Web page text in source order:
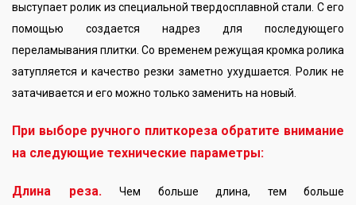
выступает ролик из специальной твердосплавной стали. С его
помощью создается надрез для последующего
переламывания плитки. Со временем режущая кромка ролика
затупляется и качество резки заметно ухудшается. Ролик не
затачивается и его можно только заменить на новый.
При выборе ручного плиткореза обратите внимание
на следующие технические параметры:
Длина реза. Чем больше длина, тем больше